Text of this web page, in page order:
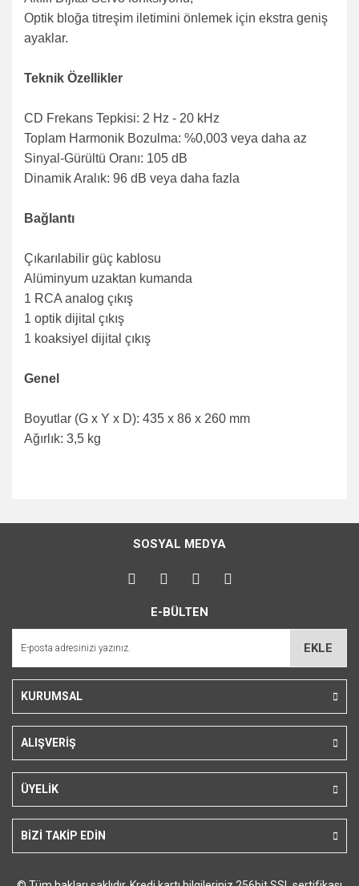
Optik bloğa titreşim iletimini önlemek için ekstra geniş
ayaklar.
Teknik Özellikler
CD Frekans Tepkisi: 2 Hz - 20 kHz
Toplam Harmonik Bozulma: %0,003 veya daha az
Sinyal-Gürültü Oranı: 105 dB
Dinamik Aralık: 96 dB veya daha fazla
Bağlantı
Çıkarılabilir güç kablosu
Alüminyum uzaktan kumanda
1 RCA analog çıkış
1 optik dijital çıkış
1 koaksiyel dijital çıkış
Genel
Boyutlar (G x Y x D): 435 x 86 x 260 mm
Ağırlık: 3,5 kg
konularda yetersiz gördüğünüz noktaları öneri formunu
kullanarak tarafımıza iletebilirsiniz.
Görüş ve önerileriniz için teşekkür ederiz.
Ürün açıklamasında eksik bilgiler bulunuyor.
Bu ürüne benzer farklı alternatifler olmalı.
SOSYAL MEDYA
E-BÜLTEN
EKLE
KURUMSAL
ALIŞVERİŞ
ÜYELİK
BİZİ TAKİP EDİN